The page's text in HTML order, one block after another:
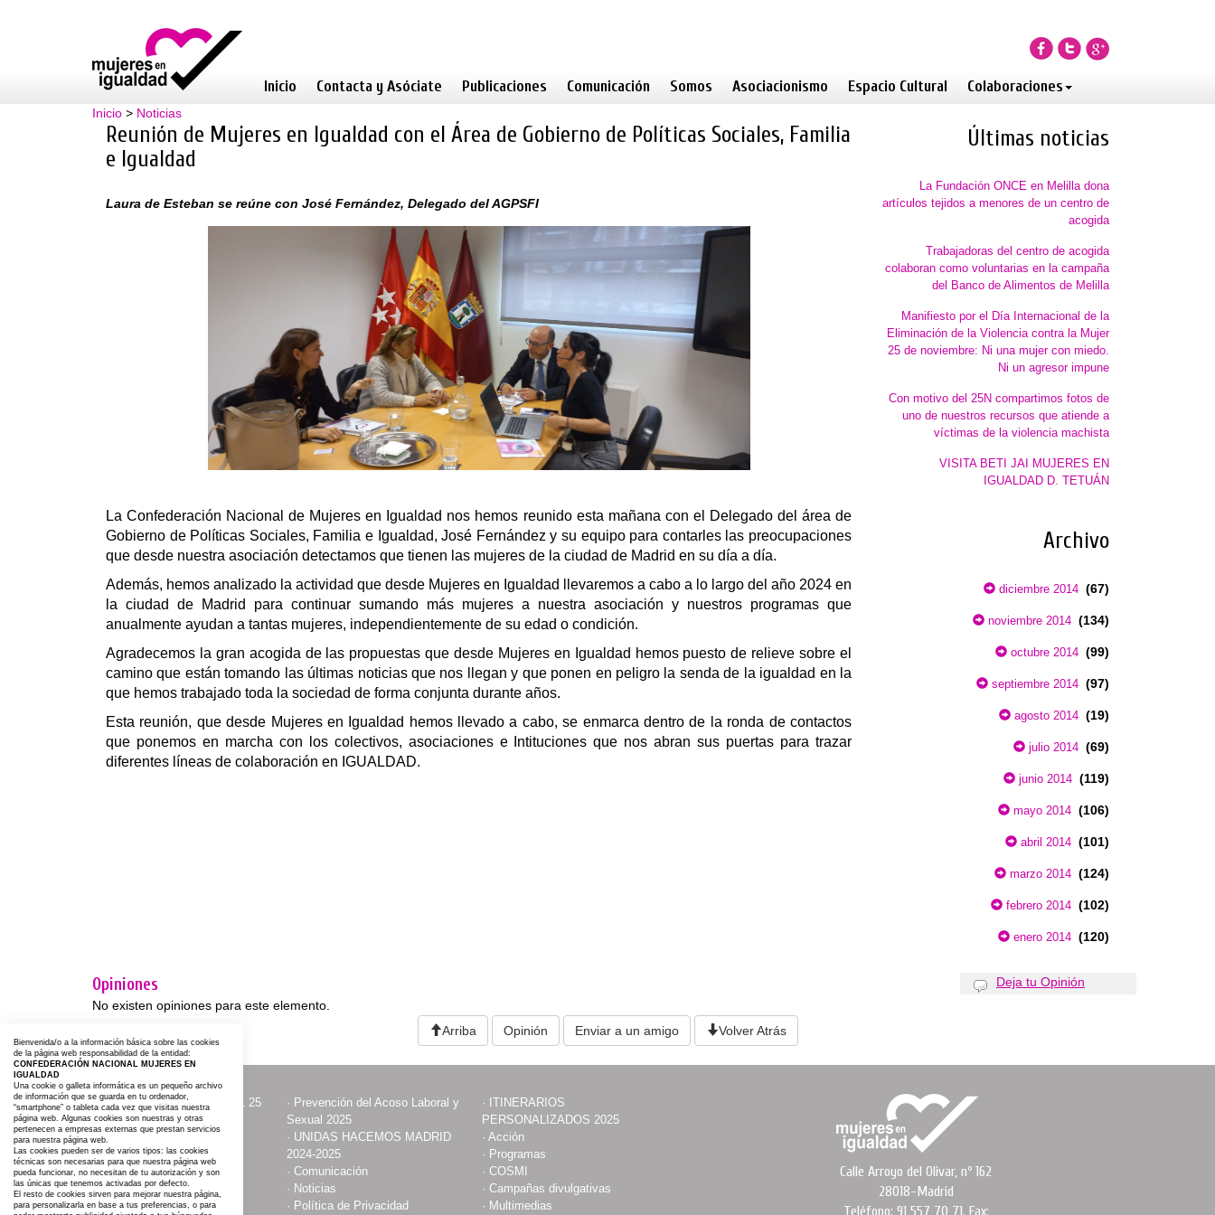
Inicio Contacta y Asóciate Publicaciones Comunicación Somos Asociacionismo Espacio Cultural Colaboraciones
Inicio > Noticias
Reunión de Mujeres en Igualdad con el Área de Gobierno de Políticas Sociales, Familia
e Igualdad
Laura de Esteban se reúne con José Fernández, Delegado del AGPSFI
La Confederación Nacional de Mujeres en Igualdad nos hemos reunido esta mañana con el Delegado del área de
Gobierno de Políticas Sociales, Familia e Igualdad, José Fernández y su equipo para contarles las preocupaciones
que desde nuestra asociación detectamos que tienen las mujeres de la ciudad de Madrid en su día a día.
Además, hemos analizado la actividad que desde Mujeres en Igualdad llevaremos a cabo a lo largo del año 2024 en
la ciudad de Madrid para continuar sumando más mujeres a nuestra asociación y nuestros programas que
anualmente ayudan a tantas mujeres, independientemente de su edad o condición.
Agradecemos la gran acogida de las propuestas que desde Mujeres en Igualdad hemos puesto de relieve sobre el
camino que están tomando las últimas noticias que nos llegan y que ponen en peligro la senda de la igualdad en la
que hemos trabajado toda la sociedad de forma conjunta durante años.
Esta reunión, que desde Mujeres en Igualdad hemos llevado a cabo, se enmarca dentro de la ronda de contactos
que ponemos en marcha con los colectivos, asociaciones e Intituciones que nos abran sus puertas para trazar
diferentes líneas de colaboración en IGUALDAD.
Últimas noticias
La Fundación ONCE en Melilla dona
artículos tejidos a menores de un centro de
acogida
Trabajadoras del centro de acogida
colaboran como voluntarias en la campaña
del Banco de Alimentos de Melilla
Manifiesto por el Día Internacional de la
Eliminación de la Violencia contra la Mujer
25 de noviembre: Ni una mujer con miedo.
Ni un agresor impune
Con motivo del 25N compartimos fotos de
uno de nuestros recursos que atiende a
víctimas de la violencia machista
VISITA BETI JAI MUJERES EN
IGUALDAD D. TETUÁN
Archivo
diciembre 2014 (67)
noviembre 2014 (134)
octubre 2014 (99)
septiembre 2014 (97)
agosto 2014 (19)
julio 2014 (69)
junio 2014 (119)
mayo 2014 (106)
abril 2014 (101)
marzo 2014 (124)
febrero 2014 (102)
enero 2014 (120)
Opiniones
Deja tu Opinión
No existen opiniones para este elemento.
Arriba
Opinión Enviar a un amigo Volver Atrás
·ACTOS CON MOTIVO DEL 25
NOVIEMBRE
· Prevención del Acoso Laboral y
Sexual 2025
· ITINERARIOS
PERSONALIZADOS 2025
·Contacta y Asóciate · UNIDAS HACEMOS MADRID
2024-2025
· Acción
· Programas
·Publicaciones ·Comunicación · COSMI
·Somos · Noticias · Campañas divulgativas
· Aviso Legal · Política de Privacidad · Multimedias
Calle Arroyo del Olivar, nº 162
28018-Madrid
Teléfono: 91 557 70 71. Fax:
Bienvenida/o a la información básica sobre las cookies
de la página web responsabilidad de la entidad:
CONFEDERACIÓN NACIONAL MUJERES EN
IGUALDAD
Una cookie o galleta informática es un pequeño archivo
de información que se guarda en tu ordenador,
“smartphone” o tableta cada vez que visitas nuestra
página web. Algunas cookies son nuestras y otras
pertenecen a empresas externas que prestan servicios
para nuestra página web.
Las cookies pueden ser de varios tipos: las cookies
técnicas son necesarias para que nuestra página web
pueda funcionar, no necesitan de tu autorización y son
las únicas que tenemos activadas por defecto.
El resto de cookies sirven para mejorar nuestra página,
para personalizarla en base a tus preferencias, o para